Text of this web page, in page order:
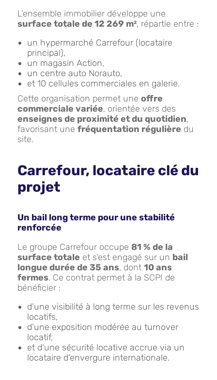
L’ensemble immobilier développe une
surface totale de 12 269 m², répartie entre :
un hypermarché Carrefour (locataire
principal),
un magasin Action,
un centre auto Norauto,
et 10 cellules commerciales en galerie.
Cette organisation permet une offre
commerciale variée, orientée vers des
enseignes de proximité et du quotidien,
favorisant une fréquentation régulière du
site.
Carrefour, locataire clé du
projet
Un bail long terme pour une stabilité
renforcée
Le groupe Carrefour occupe 81 % de la
surface totale et s’est engagé sur un bail
longue durée de 35 ans, dont 10 ans
fermes. Ce contrat permet à la SCPI de
bénéficier :
d’une visibilité à long terme sur les revenus
locatifs,
d’une exposition modérée au turnover
locatif,
et d’une sécurité locative accrue via un
locataire d’envergure internationale.